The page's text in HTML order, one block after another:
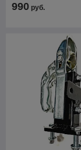
990 руб.